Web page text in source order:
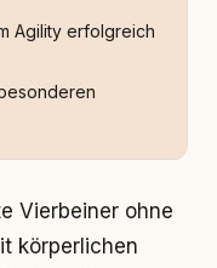
Agility erfolgreich
Vierbeiner ohne
körperlichen